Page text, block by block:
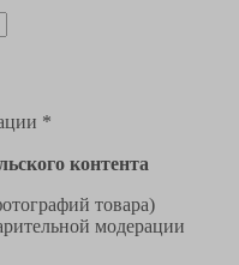
*
контента
товара)
модерации